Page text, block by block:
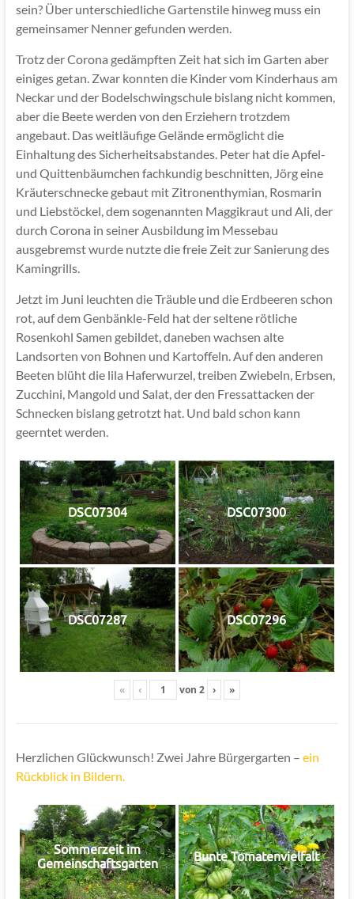
sein? Über unterschiedliche Gartenstile hinweg muss ein
gemeinsamer Nenner gefunden werden.
Trotz der Corona gedämpften Zeit hat sich im Garten aber
einiges getan. Zwar konnten die Kinder vom Kinderhaus am
Neckar und der Bodelschwingschule bislang nicht kommen,
aber die Beete werden von den Erziehern trotzdem
angebaut. Das weitläufige Gelände ermöglicht die
Einhaltung des Sicherheitsabstandes. Peter hat die Apfel-
und Quittenbäumchen fachkundig beschnitten, Jörg eine
Kräuterschnecke gebaut mit Zitronenthymian, Rosmarin
und Liebstöckel, dem sogenannten Maggikraut und Ali, der
durch Corona in seiner Ausbildung im Messebau
ausgebremst wurde nutzte die freie Zeit zur Sanierung des
Kamingrills.
Jetzt im Juni leuchten die Träuble und die Erdbeeren schon
rot, auf dem Genbänkle-Feld hat der seltene rötliche
Rosenkohl Samen gebildet, daneben wachsen alte
Landsorten von Bohnen und Kartoffeln. Auf den anderen
Beeten blüht die lila Haferwurzel, treiben Zwiebeln, Erbsen,
Zucchini, Mangold und Salat, der den Fressattacken der
Schnecken bislang getrotzt hat. Und bald schon kann
geerntet werden.
DSC07304 DSC07300
DSC07287 DSC07296
« ‹ von 2 › »
Herzlichen Glückwunsch! Zwei Jahre Bürgergarten – ein
Rückblick in Bildern.
Sommerzeit im
Gemeinschaftsgarten
Bunte Tomatenvielfalt